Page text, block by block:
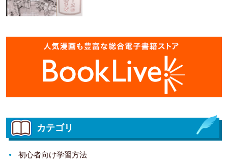
カテゴリ
初心者向け学習方法